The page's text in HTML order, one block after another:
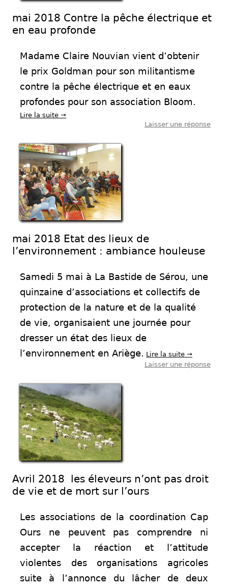
mai 2018 Contre la pêche électrique et
en eau profonde
Madame Claire Nouvian vient d’obtenir
le prix Goldman pour son militantisme
contre la pêche électrique et en eaux
profondes pour son association Bloom.
Lire la suite →
Laisser une réponse
mai 2018 Etat des lieux de
l’environnement : ambiance houleuse
Samedi 5 mai à La Bastide de Sérou, une
quinzaine d’associations et collectifs de
protection de la nature et de la qualité
de vie, organisaient une journée pour
dresser un état des lieux de
l’environnement en Ariège. Lire la suite →
Laisser une réponse
Avril 2018 les éleveurs n’ont pas droit
de vie et de mort sur l’ours
Les associations de la coordination Cap
Ours ne peuvent pas comprendre ni
accepter la réaction et l’attitude
violentes des organisations agricoles
suite à l’annonce du lâcher de deux